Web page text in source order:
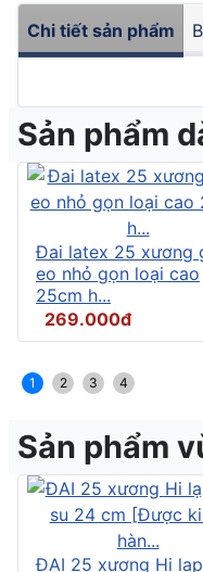
Chi tiết sản phẩm
Sản phẩm
Đai latex 25 xương
eo nhỏ gọn loại cao
25cm h...
269.000đ
1 2 3 4
Sản phẩm
ĐAI 25 xương Hi